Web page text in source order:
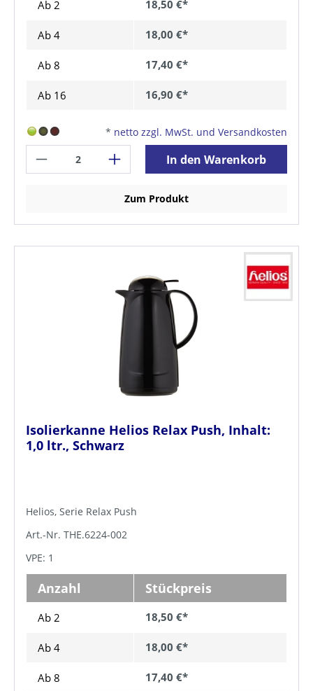
Ab 2 18,50 €*
Ab 4 18,00 €*
Ab 8 17,40 €*
Ab 16 16,90 €*
* netto zzgl. MwSt. und Versandkosten
In den Warenkorb
Zum Produkt
Isolierkanne Helios Relax Push, Inhalt:
1,0 ltr., Schwarz
Helios, Serie Relax Push
Art.-Nr. THE.6224-002
VPE: 1
Anzahl Stückpreis
Ab 2 18,50 €*
Ab 4 18,00 €*
Ab 8 17,40 €*